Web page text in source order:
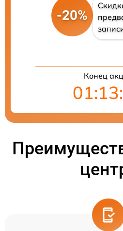
-20%
Конец